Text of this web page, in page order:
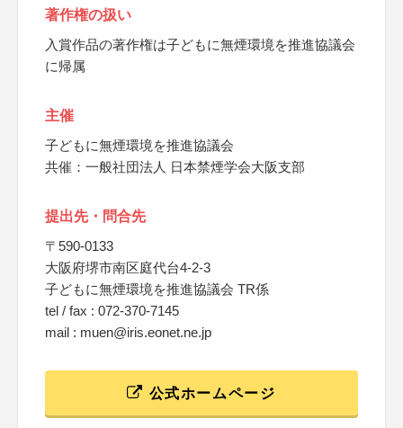
著作権の扱い
入賞作品の著作権は子どもに無煙環境を推進協議会
に帰属
主催
子どもに無煙環境を推進協議会
共催：一般社団法人 日本禁煙学会大阪支部
提出先・問合先
〒590-0133
大阪府堺市南区庭代台4-2-3
子どもに無煙環境を推進協議会 TR係
tel / fax : 072-370-7145
mail : muen@iris.eonet.ne.jp
公式ホームページ